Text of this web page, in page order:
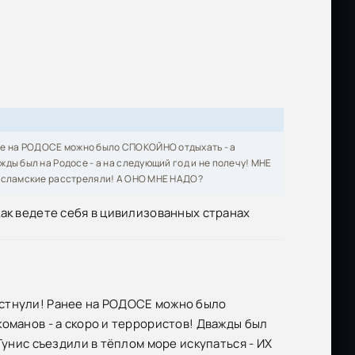
на РОДОСЕ можно было СПОКОЙНО отдыхать - а
был на Родосе - а на следующий год и не полечу! МНЕ
расстреляли! А ОНО МНЕ НАДО?
ведете себя в цивилизованных странах
Ранее на РОДОСЕ можно было
- а скоро и террористов! Дважды был
съездили в тёплом море искупаться - ИХ